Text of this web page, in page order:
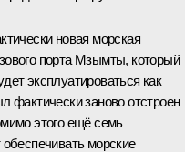
новая морская
порта Мзымты, который
эксплуатироваться как
фактически заново отстроен
этого ещё семь
морские